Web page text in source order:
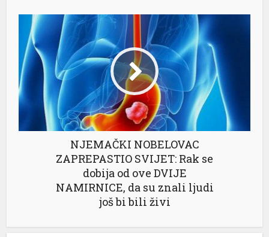
NJEMAČKI NOBELOVAC
ZAPREPASTIO SVIJET: Rak se
dobija od ove DVIJE
NAMIRNICE, da su znali ljudi
još bi bili živi